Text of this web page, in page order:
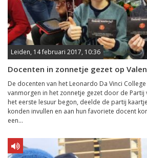
Leiden, 14 februari 2017, 10:36
Docenten in zonnetje gezet op
De docenten van het Leonardo Da Vinci
vanmorgen in het zonnetje gezet door de
het eerste lesuur begon, deelde de partij
konden invullen en aan hun favoriete docent
een...